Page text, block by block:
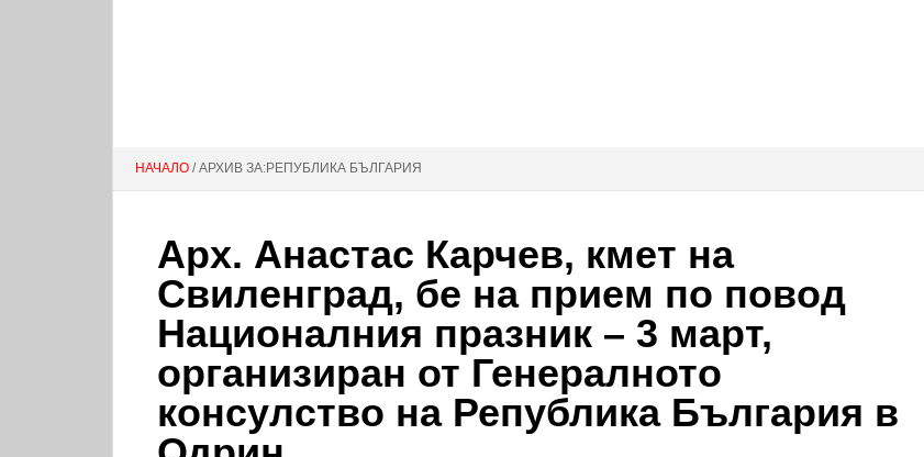
НАЧАЛО / АРХИВ ЗА:РЕПУБЛИКА БЪЛГАРИЯ
Арх. Анастас Карчев, кмет на
Свиленград, бе на прием по повод
Националния празник – 3 март,
организиран от Генералното
консулство на Република България в